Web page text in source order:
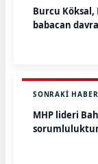
Burcu Köksal,
babacan
SONRAKI HABER
MHP lideri